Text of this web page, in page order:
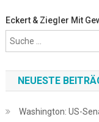
Eckert & Ziegler Mit
NEUESTE
Washington: US-